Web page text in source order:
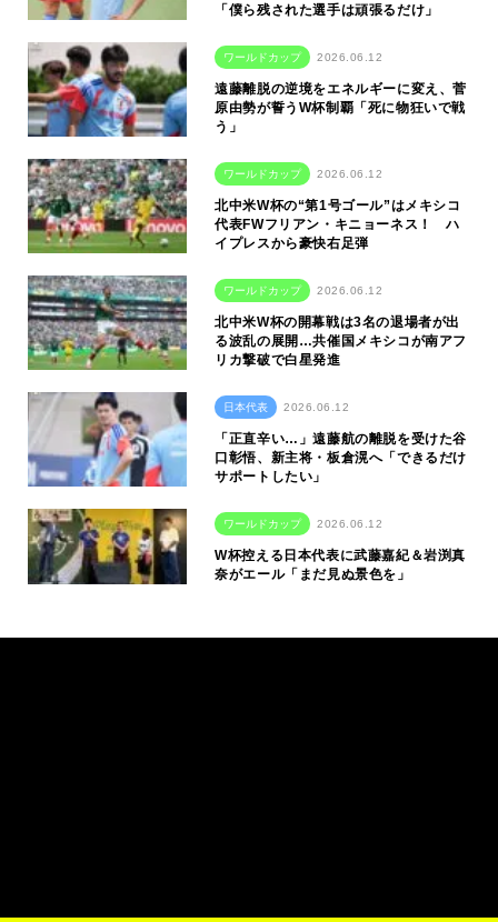
「僕ら残された選手は頑張るだけ」
ワールドカップ 2026.06.12
遠藤離脱の逆境をエネルギーに変え、菅
原由勢が誓うW杯制覇「死に物狂いで戦
う」
ワールドカップ 2026.06.12
北中米W杯の“第1号ゴール”はメキシコ
代表FWフリアン・キニョーネス！ ハ
イプレスから豪快右足弾
ワールドカップ 2026.06.12
北中米W杯の開幕戦は3名の退場者が出
る波乱の展開…共催国メキシコが南アフ
リカ撃破で白星発進
日本代表 2026.06.12
「正直辛い…」遠藤航の離脱を受けた谷
口彰悟、新主将・板倉滉へ「できるだけ
サポートしたい」
ワールドカップ 2026.06.12
W杯控える日本代表に武藤嘉紀＆岩渕真
奈がエール「まだ見ぬ景色を」